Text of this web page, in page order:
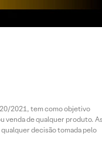
20/2021, tem como objetivo
venda de qualquer produto.
decisão tomada pelo